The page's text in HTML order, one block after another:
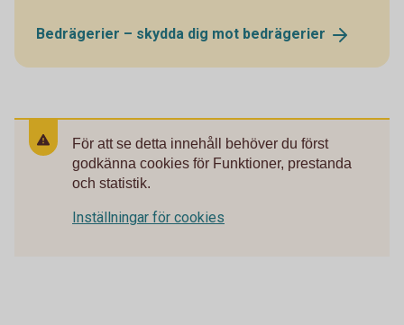
Bedrägerier – skydda dig mot bedrägerier
För att se detta innehåll behöver du först
godkänna cookies för Funktioner, prestanda
och statistik.
Inställningar för cookies